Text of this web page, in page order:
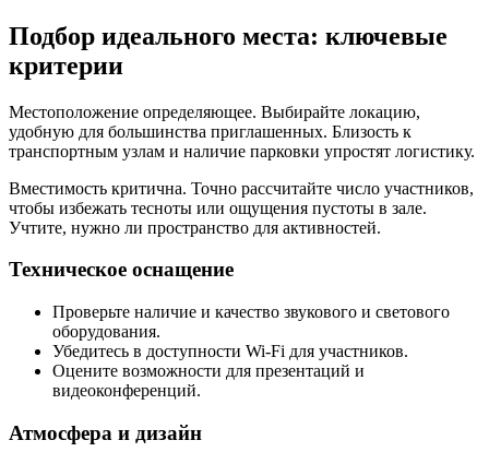
Подбор идеального места: ключевые
критерии
Местоположение определяющее. Выбирайте локацию,
удобную для большинства приглашенных. Близость к
транспортным узлам и наличие парковки упростят логистику.
Вместимость критична. Точно рассчитайте число участников,
чтобы избежать тесноты или ощущения пустоты в зале.
Учтите, нужно ли пространство для активностей.
Техническое оснащение
Проверьте наличие и качество звукового и светового
оборудования.
Убедитесь в доступности Wi-Fi для участников.
Оцените возможности для презентаций и
видеоконференций.
Атмосфера и дизайн